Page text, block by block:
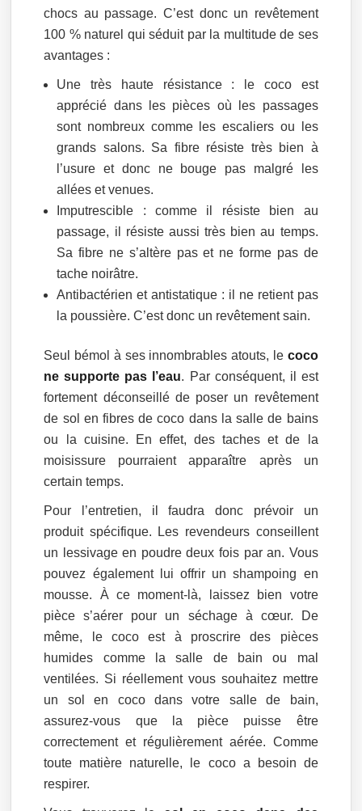
chocs au passage. C’est donc un revêtement
100 % naturel qui séduit par la multitude de ses
avantages :
Une très haute résistance : le coco est
apprécié dans les pièces où les passages
sont nombreux comme les escaliers ou les
grands salons. Sa fibre résiste très bien à
l’usure et donc ne bouge pas malgré les
allées et venues.
Imputrescible : comme il résiste bien au
passage, il résiste aussi très bien au temps.
Sa fibre ne s’altère pas et ne forme pas de
tache noirâtre.
Antibactérien et antistatique : il ne retient pas
la poussière. C’est donc un revêtement sain.
Seul bémol à ses innombrables atouts, le coco
ne supporte pas l’eau. Par conséquent, il est
fortement déconseillé de poser un revêtement
de sol en fibres de coco dans la salle de bains
ou la cuisine. En effet, des taches et de la
moisissure pourraient apparaître après un
certain temps.
Pour l’entretien, il faudra donc prévoir un
produit spécifique. Les revendeurs conseillent
un lessivage en poudre deux fois par an. Vous
pouvez également lui offrir un shampoing en
mousse. À ce moment-là, laissez bien votre
pièce s’aérer pour un séchage à cœur. De
même, le coco est à proscrire des pièces
humides comme la salle de bain ou mal
ventilées. Si réellement vous souhaitez mettre
un sol en coco dans votre salle de bain,
assurez-vous que la pièce puisse être
correctement et régulièrement aérée. Comme
toute matière naturelle, le coco a besoin de
respirer.